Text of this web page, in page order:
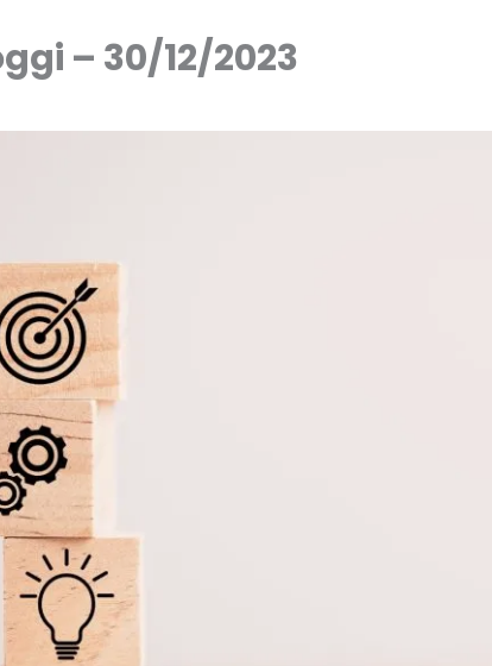
– 30/12/2023